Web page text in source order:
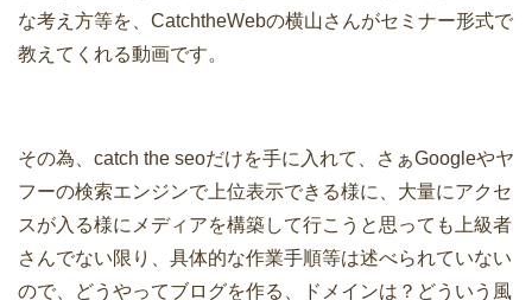
な考え方等を、CatchtheWebの横山さんがセミナー形式で
教えてくれる動画です。
その為、catch the seoだけを手に入れて、さぁGoogleやヤ
フーの検索エンジンで上位表示できる様に、大量にアクセ
スが入る様にメディアを構築して行こうと思っても上級者
さんでない限り、具体的な作業手順等は述べられていない
ので、どうやってブログを作る、ドメインは？どういう風